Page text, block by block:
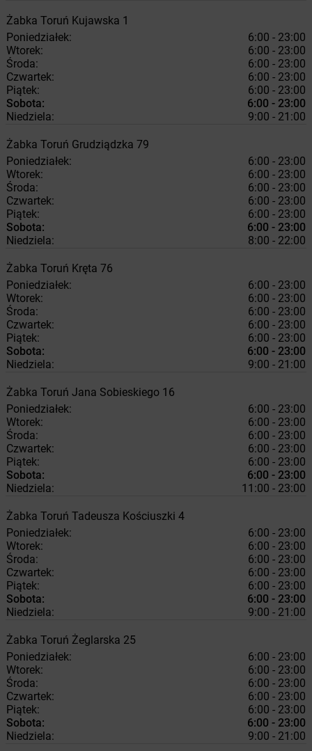
Żabka Toruń Kujawska 1
Poniedziałek:
6:00 - 23:00
Wtorek:
6:00 - 23:00
Środa:
6:00 - 23:00
Czwartek:
6:00 - 23:00
Piątek:
6:00 - 23:00
Sobota:
6:00 - 23:00
Niedziela:
9:00 - 21:00
Żabka Toruń Grudziądzka 79
Poniedziałek:
6:00 - 23:00
Wtorek:
6:00 - 23:00
Środa:
6:00 - 23:00
Czwartek:
6:00 - 23:00
Piątek:
6:00 - 23:00
Sobota:
6:00 - 23:00
Niedziela:
8:00 - 22:00
Żabka Toruń Kręta 76
Poniedziałek:
6:00 - 23:00
Wtorek:
6:00 - 23:00
Środa:
6:00 - 23:00
Czwartek:
6:00 - 23:00
Piątek:
6:00 - 23:00
Sobota:
6:00 - 23:00
Niedziela:
9:00 - 21:00
Żabka Toruń Jana Sobieskiego 16
Poniedziałek:
6:00 - 23:00
Wtorek:
6:00 - 23:00
Środa:
6:00 - 23:00
Czwartek:
6:00 - 23:00
Piątek:
6:00 - 23:00
Sobota:
6:00 - 23:00
Niedziela:
11:00 - 23:00
Żabka Toruń Tadeusza Kościuszki 4
Poniedziałek:
6:00 - 23:00
Wtorek:
6:00 - 23:00
Środa:
6:00 - 23:00
Czwartek:
6:00 - 23:00
Piątek:
6:00 - 23:00
Sobota:
6:00 - 23:00
Niedziela:
9:00 - 21:00
Żabka Toruń Żeglarska 25
Poniedziałek:
6:00 - 23:00
Wtorek:
6:00 - 23:00
Środa:
6:00 - 23:00
Czwartek:
6:00 - 23:00
Piątek:
6:00 - 23:00
Sobota:
6:00 - 23:00
Niedziela:
9:00 - 21:00